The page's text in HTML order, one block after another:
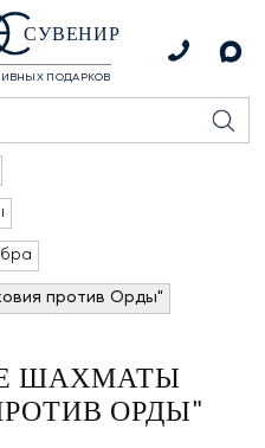
СУВЕНИР
ПОДАРКОВ
против Орды"
ШАХМАТЫ
ОРДЫ"